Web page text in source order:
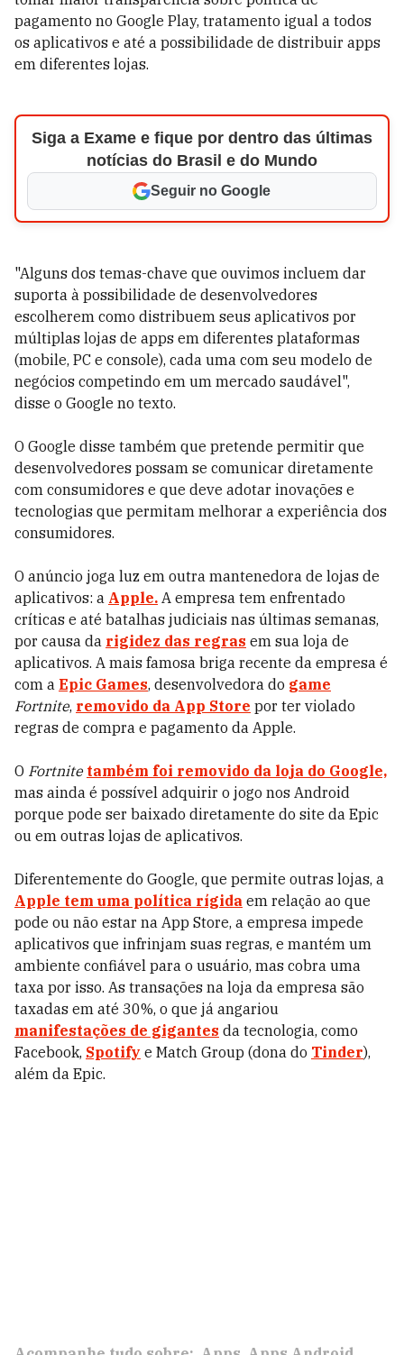
pagamento no Google Play, tratamento igual a todos
os aplicativos e até a possibilidade de distribuir apps
em diferentes lojas.
Siga a Exame e fique por dentro das últimas
notícias do Brasil e do Mundo
Seguir no Google
"Alguns dos temas-chave que ouvimos incluem dar
suporta à possibilidade de desenvolvedores
escolherem como distribuem seus aplicativos por
múltiplas lojas de apps em diferentes plataformas
(mobile, PC e console), cada uma com seu modelo de
negócios competindo em um mercado saudável",
disse o Google no texto.
O Google disse também que pretende permitir que
desenvolvedores possam se comunicar diretamente
com consumidores e que deve adotar inovações e
tecnologias que permitam melhorar a experiência dos
consumidores.
O anúncio joga luz em outra mantenedora de lojas de
aplicativos: a Apple. A empresa tem enfrentado
críticas e até batalhas judiciais nas últimas semanas,
por causa da rigidez das regras em sua loja de
aplicativos. A mais famosa briga recente da empresa é
com a Epic Games, desenvolvedora do game
Fortnite, removido da App Store por ter violado
regras de compra e pagamento da Apple.
O Fortnite também foi removido da loja do Google,
mas ainda é possível adquirir o jogo nos Android
porque pode ser baixado diretamente do site da Epic
ou em outras lojas de aplicativos.
Diferentemente do Google, que permite outras lojas, a
Apple tem uma política rígida em relação ao que
pode ou não estar na App Store, a empresa impede
aplicativos que infrinjam suas regras, e mantém um
ambiente confiável para o usuário, mas cobra uma
taxa por isso. As transações na loja da empresa são
taxadas em até 30%, o que já angariou
manifestações de gigantes da tecnologia, como
Facebook, Spotify e Match Group (dona do Tinder),
além da Epic.